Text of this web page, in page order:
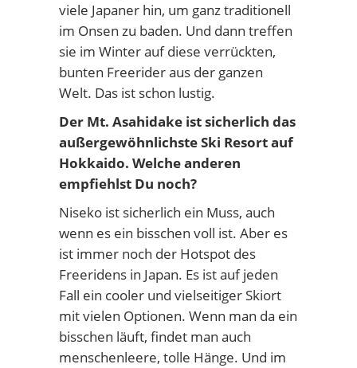
viele Japaner hin, um ganz traditionell
im Onsen zu baden. Und dann treffen
sie im Winter auf diese verrückten,
bunten Freerider aus der ganzen
Welt. Das ist schon lustig.
Der Mt. Asahidake ist sicherlich das
außergewöhnlichste Ski Resort auf
Hokkaido. Welche anderen
empfiehlst Du noch?
Niseko ist sicherlich ein Muss, auch
wenn es ein bisschen voll ist. Aber es
ist immer noch der Hotspot des
Freeridens in Japan. Es ist auf jeden
Fall ein cooler und vielseitiger Skiort
mit vielen Optionen. Wenn man da ein
bisschen läuft, findet man auch
menschenleere, tolle Hänge. Und im